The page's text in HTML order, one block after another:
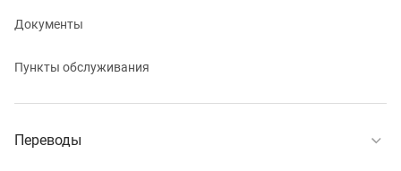
Документы
Пункты обслуживания
Переводы